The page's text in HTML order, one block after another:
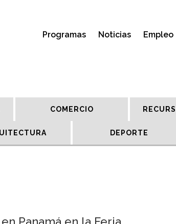
Programas Noticias Empleo
COMERCIO
DEPORTE